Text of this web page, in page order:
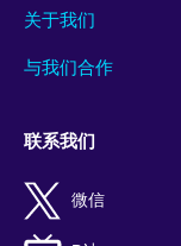
关于我们
与我们合作
联系我们
微信